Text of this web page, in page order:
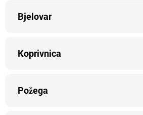
Bjelovar
Koprivnica
Požega